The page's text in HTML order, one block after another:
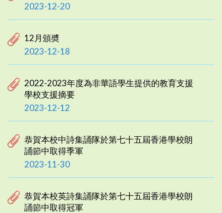
2023-12-20
12月頒奬
2023-12-18
2022-2023年度為非華語學生提供的教育支援
學校支援摘要
2023-12-12
恭賀本校中詩集誦隊於第七十五屆香港學校朗
誦節中取得季軍
2023-11-30
恭賀本校英詩集誦隊於第七十五屆香港學校朗
誦節中取得冠軍